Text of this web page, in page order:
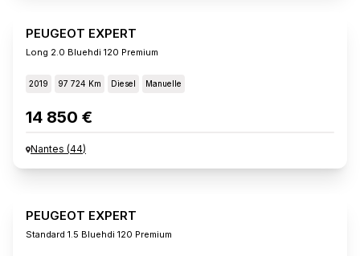
PEUGEOT EXPERT
Long 2.0 Bluehdi 120 Premium
2019 97 724 Km Diesel Manuelle
14 850 €
Nantes (44)
PEUGEOT EXPERT
Standard 1.5 Bluehdi 120 Premium